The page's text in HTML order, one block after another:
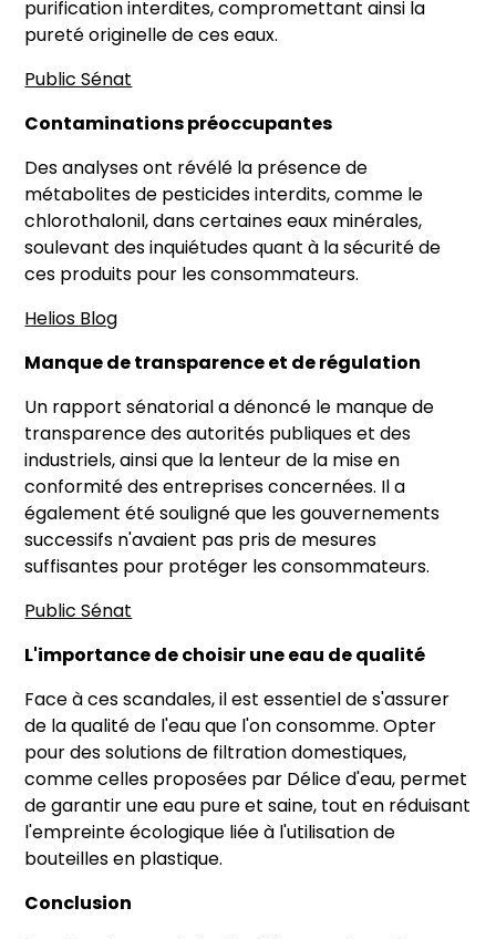
purification interdites, compromettant ainsi la
pureté originelle de ces eaux.
Public Sénat
Contaminations préoccupantes
Des analyses ont révélé la présence de
métabolites de pesticides interdits, comme le
chlorothalonil, dans certaines eaux minérales,
soulevant des inquiétudes quant à la sécurité de
ces produits pour les consommateurs.
Helios Blog
Manque de transparence et de régulation
Un rapport sénatorial a dénoncé le manque de
transparence des autorités publiques et des
industriels, ainsi que la lenteur de la mise en
conformité des entreprises concernées. Il a
également été souligné que les gouvernements
successifs n'avaient pas pris de mesures
suffisantes pour protéger les consommateurs.
Public Sénat
L'importance de choisir une eau de qualité
Face à ces scandales, il est essentiel de s'assurer
de la qualité de l'eau que l'on consomme. Opter
pour des solutions de filtration domestiques,
comme celles proposées par Délice d'eau, permet
de garantir une eau pure et saine, tout en réduisant
l'empreinte écologique liée à l'utilisation de
bouteilles en plastique.
Conclusion